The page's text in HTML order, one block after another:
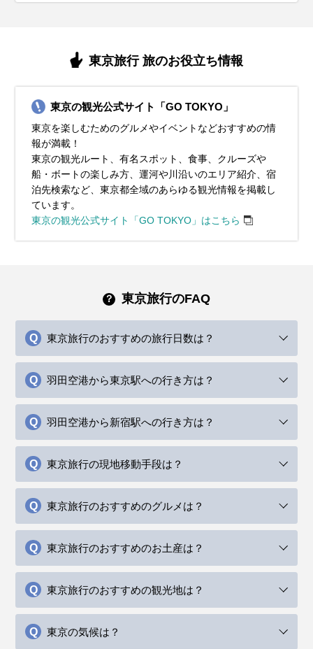
東京旅行 旅のお役立ち情報
東京の観光公式サイト「GO TOKYO」
東京を楽しむためのグルメやイベントなどおすすめの情
報が満載！
東京の観光ルート、有名スポット、食事、クルーズや
船・ボートの楽しみ方、運河や川沿いのエリア紹介、宿
泊先検索など、東京都全域のあらゆる観光情報を掲載し
ています。
東京の観光公式サイト「GO TOKYO」はこちら
東京旅行のFAQ
東京旅行のおすすめの旅行日数は？
羽田空港から東京駅への行き方は？
羽田空港から新宿駅への行き方は？
東京旅行の現地移動手段は？
東京旅行のおすすめのグルメは？
東京旅行のおすすめのお土産は？
東京旅行のおすすめの観光地は？
東京の気候は？